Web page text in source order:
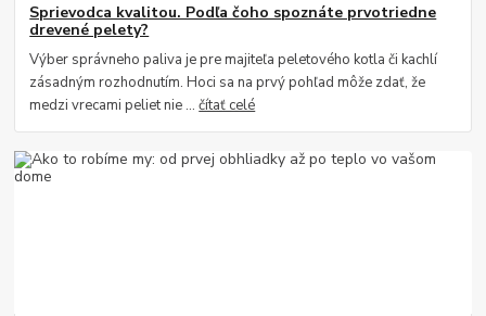
Sprievodca kvalitou. Podľa čoho spoznáte prvotriedne
drevené pelety?
Výber správneho paliva je pre majiteľa peletového kotla či kachlí
zásadným rozhodnutím. Hoci sa na prvý pohľad môže zdať, že
medzi vrecami peliet nie ...čítať celé